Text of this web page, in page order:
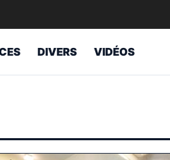
DIVERS VIDÉOS